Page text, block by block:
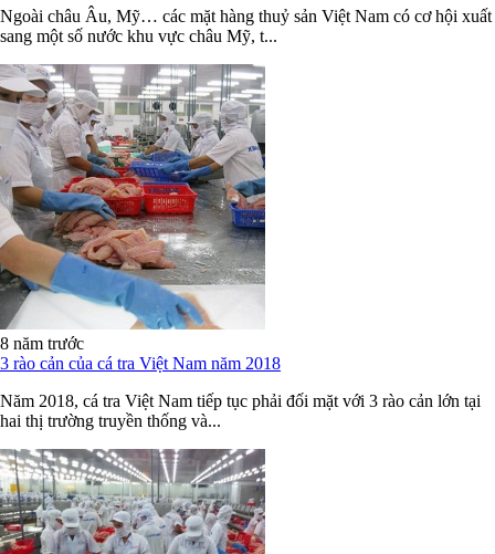
Ngoài châu Âu, Mỹ… các mặt hàng thuỷ sản Việt Nam có cơ hội xuất
sang một số nước khu vực châu Mỹ, t...
8 năm trước
3 rào cản của cá tra Việt Nam năm 2018
Năm 2018, cá tra Việt Nam tiếp tục phải đối mặt với 3 rào cản lớn tại
hai thị trường truyền thống và...